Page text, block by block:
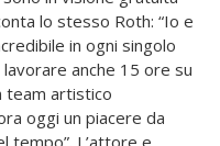
lo stesso Roth: “Io e
in ogni singolo
anche 15 ore su
team artistico
oggi un piacere da